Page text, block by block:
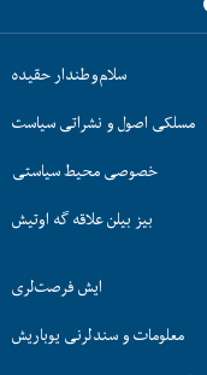
سلام‌وطندار حقیده
مسلکی اصول و نشراتی سیاست
خصوصی محیط سیاستی
بیز بیلن علاقه گه اوتیش
ایش فرصت‌لری
معلومات و سندلرنی یوباریش